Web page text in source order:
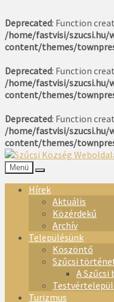
Deprecated: Function
/home/fastvisi/szucsi.hu/
content/themes/
Deprecated: Function
/home/fastvisi/szucsi.hu/
content/themes/
Deprecated: Function
/home/fastvisi/szucsi.hu/
content/themes/
Menü
Hírek
Aktuális
Közérdekű
Archív
Településünk
Köszöntő
Szűcsi
A
Turizmus